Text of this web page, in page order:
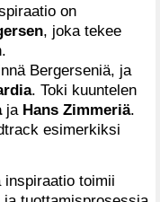
on
, joka tekee
Bergerseniä, ja
. Toki kuuntelen
ja Hans Zimmeriä.
esimerkiksi
inspiraatio toimii